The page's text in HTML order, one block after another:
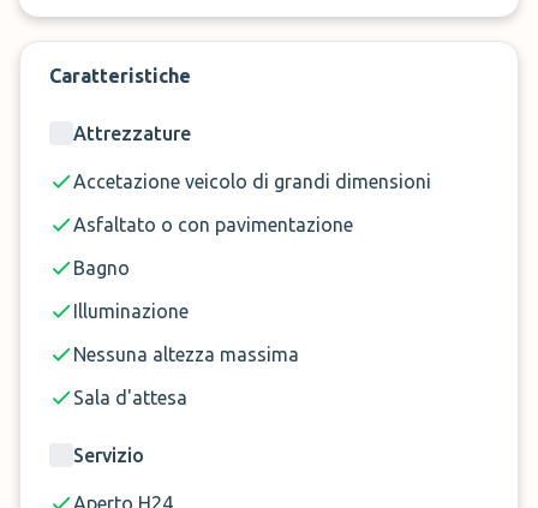
Il parcheggio con servizio shuttle dà la possibilità
aver effettuato il check in della vostra auto potrete
anche il ripristino della batteria.
Caratteristiche
Attrezzature
Accetazione veicolo di grandi dimensioni
Asfaltato o con pavimentazione
Bagno
Illuminazione
Nessuna altezza massima
Sala d'attesa
Servizio
Aperto H24